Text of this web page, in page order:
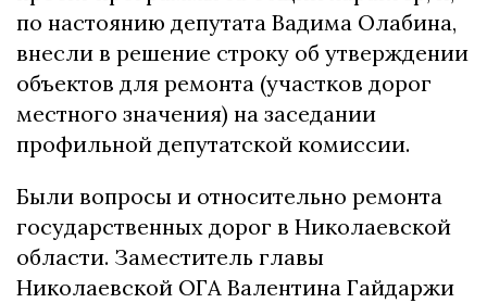
по настоянию депутата Вадима Олабина,
внесли в решение строку об утверждении
объектов для ремонта (участков дорог
местного значения) на заседании
профильной депутатской комиссии.
Были вопросы и относительно ремонта
государственных дорог в Николаевской
области. Заместитель главы
Николаевской ОГА Валентина Гайдаржи